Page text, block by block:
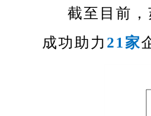
截至目前
成功助力 21家